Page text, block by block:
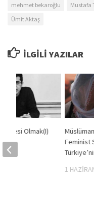
mehmet bekaroğlu
Mustafa
Ümit Aktaş
İLGILI YAZILAR
Feminist
1
Olmak(I)